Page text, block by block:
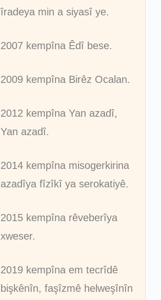
îradeya min a siyasî ye.
2007 kempîna Êdî bese.
2009 kempîna Birêz Ocalan.
2012 kempîna Yan azadî,
Yan azadî.
2014 kempîna misogerkirina
azadîya fîzîkî ya serokatiyê.
2015 kempîna rêveberîya
xweser.
2019 kempîna em tecrîdê
bişkênîn, faşîzmê helweşînîn